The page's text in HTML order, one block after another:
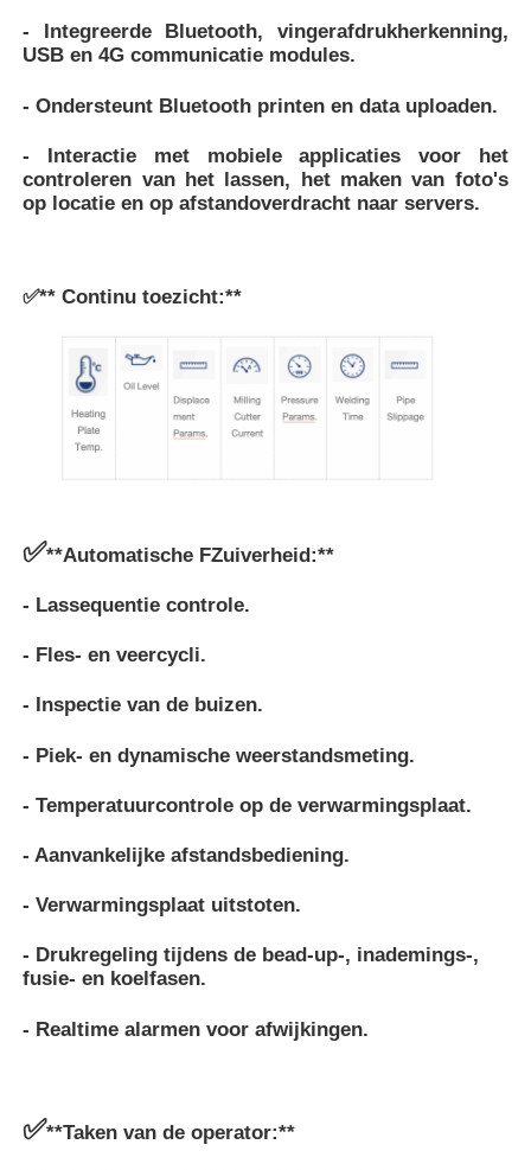
- Integreerde Bluetooth, vingerafdrukherkenning,
USB en 4G communicatie modules.
- Ondersteunt Bluetooth printen en data uploaden.
- Interactie met mobiele applicaties voor het
controleren van het lassen, het maken van foto's
op locatie en op afstandoverdracht naar servers.
✅** Continu toezicht:**
✅**Automatische FZuiverheid:**
- Lassequentie controle.
- Fles- en veercycli.
- Inspectie van de buizen.
- Piek- en dynamische weerstandsmeting.
- Temperatuurcontrole op de verwarmingsplaat.
- Aanvankelijke afstandsbediening.
- Verwarmingsplaat uitstoten.
- Drukregeling tijdens de bead-up-, inademings-,
fusie- en koelfasen.
- Realtime alarmen voor afwijkingen.
✅**Taken van de operator:**